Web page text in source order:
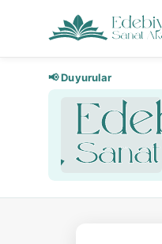
📢 Duyurular